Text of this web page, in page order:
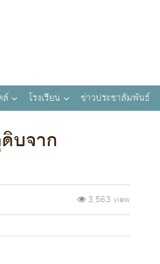
ล์ โรงเรียน ข่าวประชาสัมพันธ์
บจาก
3,563 view